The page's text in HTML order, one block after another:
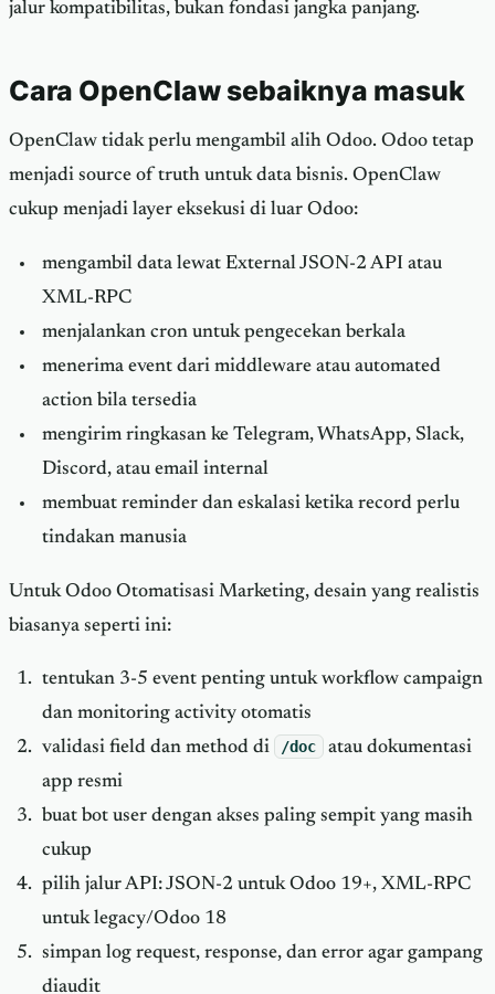
jalur kompatibilitas, bukan fondasi jangka panjang.
Cara OpenClaw sebaiknya masuk
OpenClaw tidak perlu mengambil alih Odoo. Odoo tetap
menjadi source of truth untuk data bisnis. OpenClaw
cukup menjadi layer eksekusi di luar Odoo:
mengambil data lewat External JSON-2 API atau
XML-RPC
menjalankan cron untuk pengecekan berkala
menerima event dari middleware atau automated
action bila tersedia
mengirim ringkasan ke Telegram, WhatsApp, Slack,
Discord, atau email internal
membuat reminder dan eskalasi ketika record perlu
tindakan manusia
Untuk Odoo Otomatisasi Marketing, desain yang realistis
biasanya seperti ini:
tentukan 3-5 event penting untuk workflow campaign
dan monitoring activity otomatis
validasi field dan method di
/doc
atau dokumentasi
app resmi
buat bot user dengan akses paling sempit yang masih
cukup
pilih jalur API: JSON-2 untuk Odoo 19+, XML-RPC
untuk legacy/Odoo 18
simpan log request, response, dan error agar gampang
diaudit